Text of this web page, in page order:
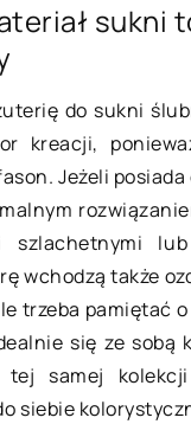
sukni
do sukni
kreacji,
Jeżeli
szlachetnymi
wchodzą także
trzeba pamiętać
się ze sobą
tej samej
siebie